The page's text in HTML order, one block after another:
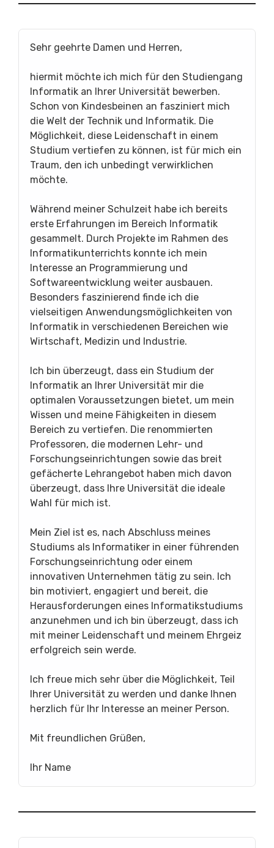
Sehr geehrte Damen und Herren,
hiermit möchte ich mich für den Studiengang
Informatik an Ihrer Universität bewerben.
Schon von Kindesbeinen an fasziniert mich
die Welt der Technik und Informatik. Die
Möglichkeit, diese Leidenschaft in einem
Studium vertiefen zu können, ist für mich ein
Traum, den ich unbedingt verwirklichen
möchte.
Während meiner Schulzeit habe ich bereits
erste Erfahrungen im Bereich Informatik
gesammelt. Durch Projekte im Rahmen des
Informatikunterrichts konnte ich mein
Interesse an Programmierung und
Softwareentwicklung weiter ausbauen.
Besonders faszinierend finde ich die
vielseitigen Anwendungsmöglichkeiten von
Informatik in verschiedenen Bereichen wie
Wirtschaft, Medizin und Industrie.
Ich bin überzeugt, dass ein Studium der
Informatik an Ihrer Universität mir die
optimalen Voraussetzungen bietet, um mein
Wissen und meine Fähigkeiten in diesem
Bereich zu vertiefen. Die renommierten
Professoren, die modernen Lehr- und
Forschungseinrichtungen sowie das breit
gefächerte Lehrangebot haben mich davon
überzeugt, dass Ihre Universität die ideale
Wahl für mich ist.
Mein Ziel ist es, nach Abschluss meines
Studiums als Informatiker in einer führenden
Forschungseinrichtung oder einem
innovativen Unternehmen tätig zu sein. Ich
bin motiviert, engagiert und bereit, die
Herausforderungen eines Informatikstudiums
anzunehmen und ich bin überzeugt, dass ich
mit meiner Leidenschaft und meinem Ehrgeiz
erfolgreich sein werde.
Ich freue mich sehr über die Möglichkeit, Teil
Ihrer Universität zu werden und danke Ihnen
herzlich für Ihr Interesse an meiner Person.
Mit freundlichen Grüßen,
Ihr Name